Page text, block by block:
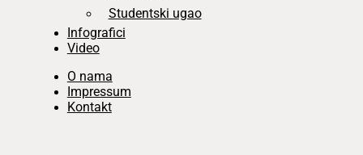
Studentski ugao
Infografici
Video
O nama
Impressum
Kontakt